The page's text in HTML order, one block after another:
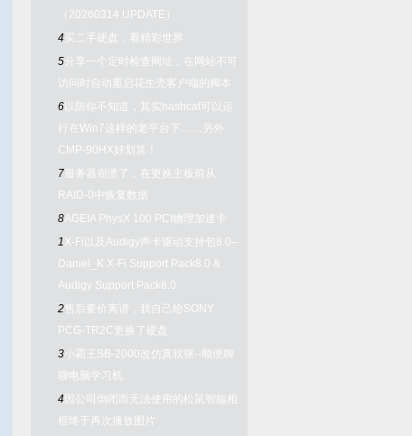
（20260314 UPDATE）
4买二手硬盘，看精彩世界
5分享一个定时检查网址，在网站不可
访问时自动重启花生壳客户端的脚本
6 以防你不知道，其实hashcat可以运
行在Win7这样的老平台下……另外
CMP-90HX好划算！
7 服务器崩溃了，在更换主板前从
RAID-0中恢复数据
8AGEIA PhysX 100 PCI物理加速卡
1X-Fi以及Audigy声卡驱动支持包8.0--
Daniel_K X-Fi Support Pack8.0 &
Audigy Support Pack8.0
2售后要价离谱，我自己给SONY
PCG-TR2C更换了硬盘
3小霸王SB-2000改仿真软驱--顺便聊
聊电脑学习机
4 因公司倒闭而无法使用的松鼠智能相
框终于再次播放图片